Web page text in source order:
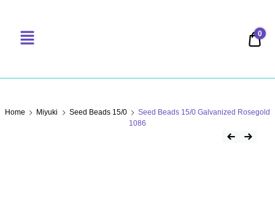
0
Home Miyuki Seed Beads 15/0
Seed Beads 15/0 Galvanized Rosegold
1086